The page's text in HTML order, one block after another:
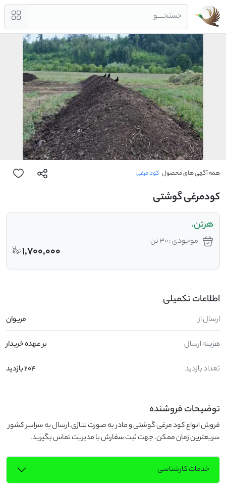
جستجــــو
همه آگهی های محصول کود مرغی
کودمرغی گوشتی
هرتن.
موجودی : 30 تن
1,700,000
اطلاعات تکمیلی
ارسال از مریوان
هزینه ارسال بر عهده خریدار
تعداد بازدید 204 بازدید
توضیحات فروشنده
فروش انواع کود مرغی گوشتی و مادر به صورت تناژی.ارسال به سراسر کشور
سریعترین زمان ممکن. جهت ثبت سفارش با مدیریت تماس بگیرید.
خدمات کارشناسی